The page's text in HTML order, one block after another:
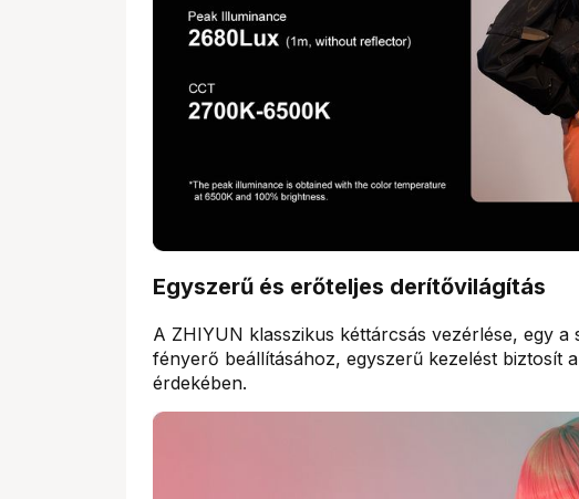
Egyszerű és erőteljes derítővilágítás
A ZHIYUN klasszikus kéttárcsás vezérlése, egy
fényerő beállításához, egyszerű kezelést biztosít
érdekében.